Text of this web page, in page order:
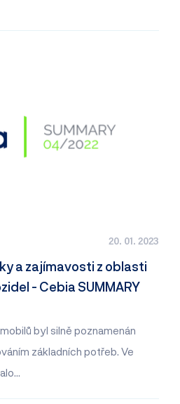
20. 01. 2023
a zajímavosti z oblasti
- Cebia SUMMARY
byl silně poznamenán
základních potřeb. Ve